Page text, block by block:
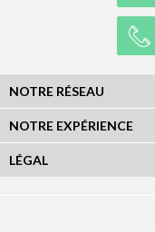
NOTRE RÉSEAU
NOTRE EXPÉRIENCE
LÉGAL